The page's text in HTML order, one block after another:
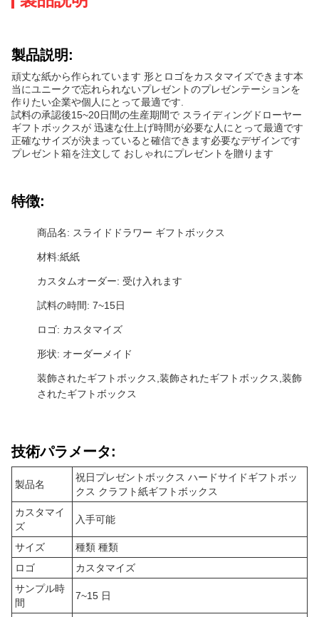
製品説明:
頑丈な紙から作られています 形とロゴをカスタマイズできます本
当にユニークで忘れられないプレゼントのプレゼンテーションを
作りたい企業や個人にとって最適です.
試料の承認後15~20日間の生産期間で スライディングドローヤー
ギフトボックスが 迅速な仕上げ時間が必要な人にとって最適です
正確なサイズが決まっていると確信できます必要なデザインです
プレゼント箱を注文して おしゃれにプレゼントを贈ります
特徴:
商品名: スライドドラワー ギフトボックス
材料:紙紙
カスタムオーダー: 受け入れます
試料の時間: 7~15日
ロゴ: カスタマイズ
形状: オーダーメイド
装飾されたギフトボックス,装飾されたギフトボックス,装飾
されたギフトボックス
技術パラメータ:
製品名
祝日プレゼントボックス ハードサイドギフトボッ
クス クラフト紙ギフトボックス
カスタマイ
ズ
入手可能
サイズ
種類 種類
ロゴ
カスタマイズ
サンプル時
間
7~15 日